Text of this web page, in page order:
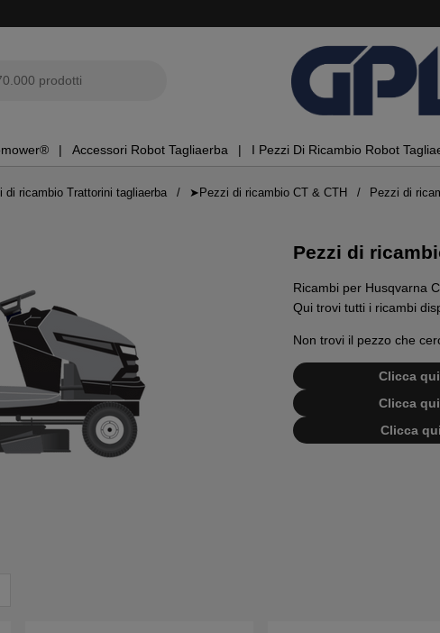
Accessori Robot Tagliaerba I Pezzi Di Ricambio Robot
di ricambio Trattorini tagliaerba ➤Pezzi di ricambio CT & CTH Pezzi di
Pezzi di
Ricambi per Husqvarna
Qui trovi tutti i ricambi
Non trovi il pezzo che
Clicca
Clicca
Clicca